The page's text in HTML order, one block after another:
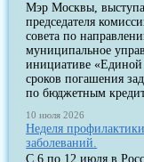
Мэр Москвы,
председателя
совета по
муниципальное
инициативе «Единой
сроков погашения
по бюджетным
10 июля 2026
Неделя
заболеваний.
С 6 по 12 июля в